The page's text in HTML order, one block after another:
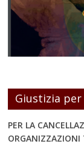
Giustizia
PER LA
ORGANIZZAZIONI